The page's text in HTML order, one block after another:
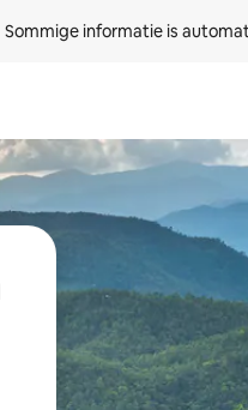
Sommige informatie is